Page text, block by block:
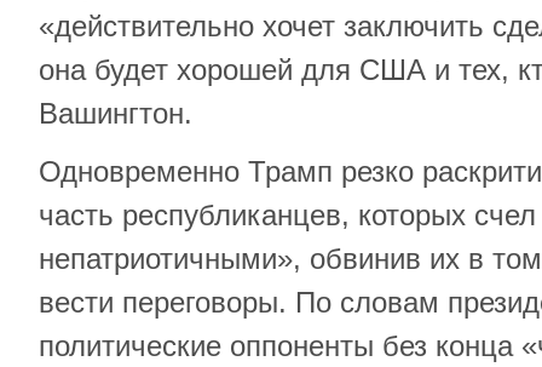
«действительно хочет заключить
она будет хорошей для США и тех,
Вашингтон.
Одновременно Трамп резко
часть республиканцев, которых
непатриотичными», обвинив их в
вести переговоры. По словам
политические оппоненты без конца